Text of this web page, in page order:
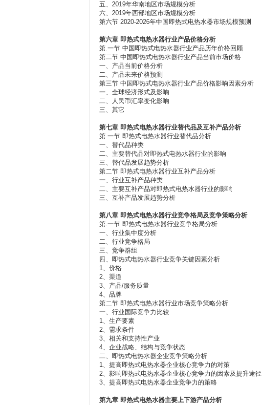
五、2019年华南地区市场规模分析
六、2019年西部地区市场规模分析
第六节 2020-2026年中国即热式电热水器市场规模预测
第六章 即热式电热水器行业产品价格分析
第.一节 中国即热式电热水器行业产品历年价格回顾
第二节 中国即热式电热水器行业产品当前市场价格
一、产品当前价格分析
二、产品未来价格预测
第三节 中国即热式电热水器行业产品价格影响因素分析
一、全球经济形式及影响
二、人民币汇率变化影响
三、其它
第七章 即热式电热水器行业替代品及互补产品分析
第.一节 即热式电热水器行业替代品分析
一、替代品种类
二、主要替代品对即热式电热水器行业的影响
三、替代品发展趋势分析
第二节 即热式电热水器行业互补产品分析
一、行业互补产品种类
二、主要互补产品对即热式电热水器行业的影响
三、互补产品发展趋势分析
第八章 即热式电热水器行业竞争格局及竞争策略分析
第.一节 即热式电热水器行业竞争格局分析
一、行业集中度分析
二、行业竞争格局
三、竞争群组
四、即热式电热水器行业竞争关键因素分析
1、价格
2、渠道
3、产品/服务质量
4、品牌
第二节 即热式电热水器行业市场竞争策略分析
一、行业国际竞争力比较
1、生产要素
2、需求条件
3、相关和支持性产业
4、企业战略、结构与竞争状态
二、即热式电热水器企业竞争策略分析
1、提高即热式电热水器企业核心竞争力的对策
2、影响即热式电热水器企业核心竞争力的因素及提升途径
3、提高即热式电热水器企业竞争力的策略
第九章 即热式电热水器主要上下游产品分析